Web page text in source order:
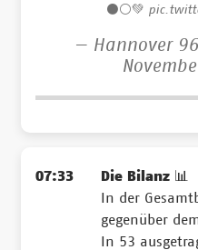
⚫️⚪️💚
— Hannover
07:33
Die Bilanz 📊
In der
gegenüber
In 53